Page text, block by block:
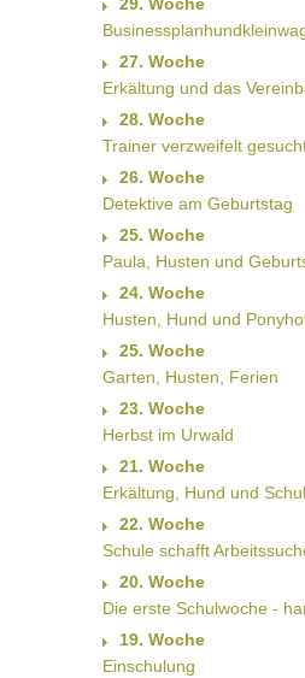
29. Woche
27. Woche
Erkältung und das
28. Woche
Trainer verzweifelt
26. Woche
Detektive am Geburtstag
25. Woche
Paula, Husten und
24. Woche
Husten, Hund und
25. Woche
Garten, Husten, Ferien
23. Woche
Herbst im Urwald
21. Woche
Erkältung, Hund und
22. Woche
Schule schafft
20. Woche
Die erste Schulwoche -
19. Woche
Einschulung